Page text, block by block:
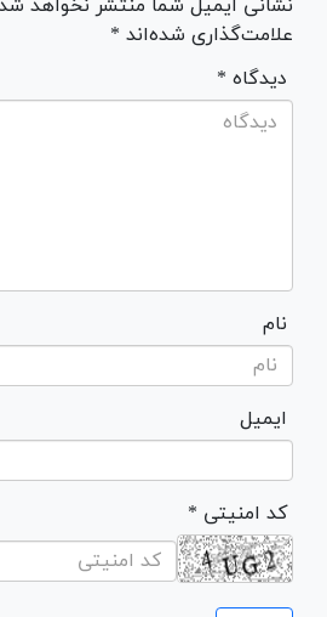
نشانی ایمیل شما منتشر نخواهد
علامت‌گذاری شده‌اند *
* دیدگاه
نام
ایمیل
* کد امنیتی